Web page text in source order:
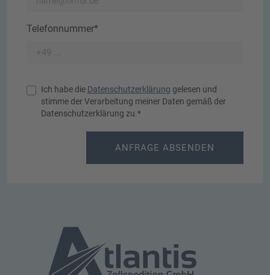
Telefonnummer*
Ich habe die Datenschutzerklärung gelesen und
stimme der Verarbeitung meiner Daten gemäß der
Datenschutzerklärung zu.*
ANFRAGE ABSENDEN